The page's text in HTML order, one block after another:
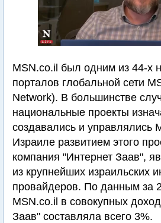
MSN.co.il был одним из 44-х
порталов глобальной сети
Network). В большинстве
национальные проекты
создавались и управлялись
Израиле развитием этого
компания "Интернет Заав",
из крупнейших израильских
провайдеров. По данным за
MSN.co.il в совокупных
Заав" составляла всего 3%.